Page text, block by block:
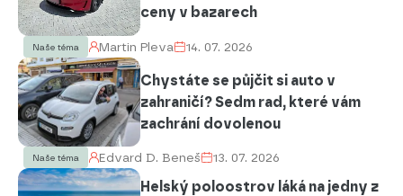
ceny v bazarech
Naše téma Martin Pleva 14. 07. 2026
Chystáte se půjčit si auto v
zahraničí? Sedm rad, které vám
zachrání dovolenou
Naše téma Edvard D. Beneš 13. 07. 2026
Helský poloostrov láká na jedny z